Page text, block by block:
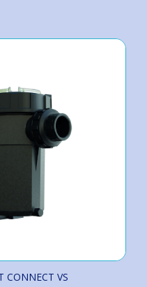
CONNECT VS